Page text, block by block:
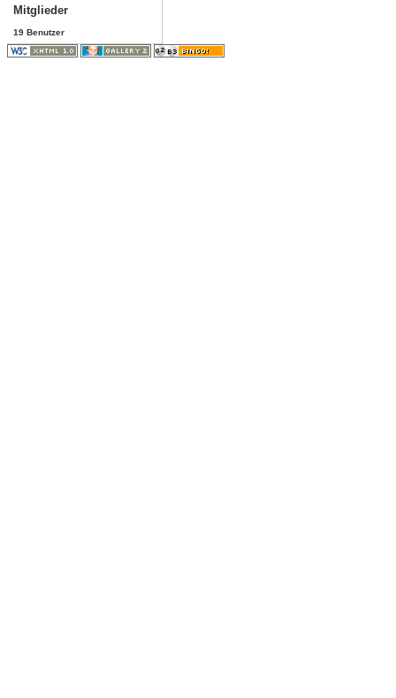
Mitglieder
19 Benutzer